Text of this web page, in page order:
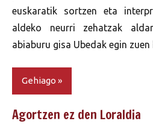
euskaratik sortzen eta
aldeko neurri zehatzak
abiaburu gisa Ubedak egin
Gehiago
Agortzen ez den Loraldia